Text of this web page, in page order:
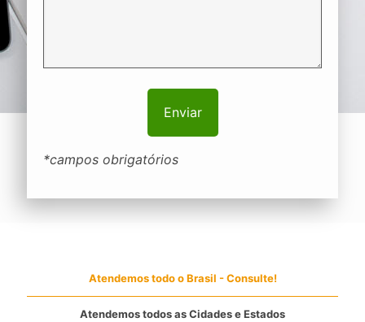
*campos obrigatórios
Atendemos todo o Brasil - Consulte!
Atendemos todos as Cidades e Estados